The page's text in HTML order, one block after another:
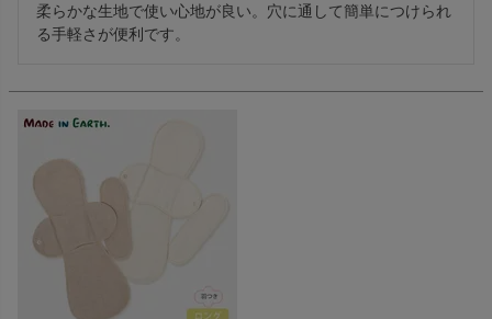
柔らかな生地で使い心地が良い。穴に通して簡単につけられ
る手軽さが便利です。